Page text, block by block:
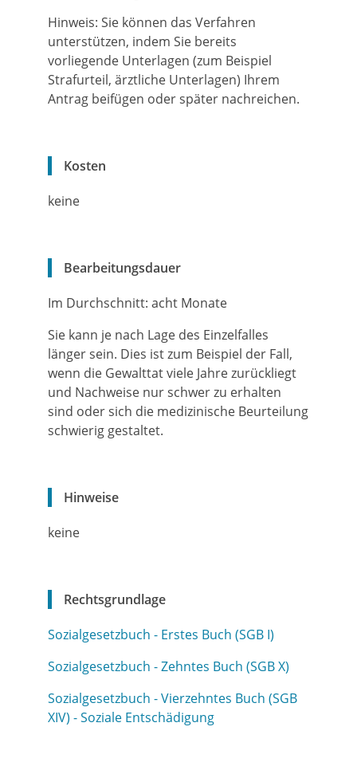
Hinweis: Sie können das Verfahren
unterstützen, indem Sie bereits
vorliegende Unterlagen (zum Beispiel
Strafurteil, ärztliche Unterlagen) Ihrem
Antrag beifügen oder später nachreichen.
Kosten
keine
Bearbeitungsdauer
Im Durchschnitt: acht Monate
Sie kann je nach Lage des Einzelfalles
länger sein. Dies ist zum Beispiel der Fall,
wenn die Gewalttat viele Jahre zurückliegt
und Nachweise nur schwer zu erhalten
sind oder sich die medizinische Beurteilung
schwierig gestaltet.
Hinweise
keine
Rechtsgrundlage
Sozialgesetzbuch - Erstes Buch (SGB I)
Sozialgesetzbuch - Zehntes Buch (SGB X)
Sozialgesetzbuch - Vierzehntes Buch (SGB
XIV) - Soziale Entschädigung